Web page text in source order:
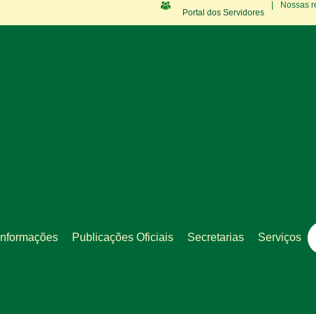
Portal dos Servidores
Nossas
Informações Publicações Oficiais Secretarias Serviços